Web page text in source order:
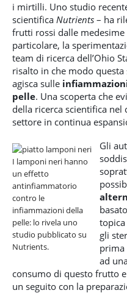
i mirtilli. Uno studio
scientifica Nutrients – ha
frutti rossi dalle
particolare, la
team di ricerca dell’Ohio
risalto in che modo
agisca sulle
pelle. Una scoperta che
della ricerca scientifica nel
settore in continua
I lamponi neri hanno
un effetto
antinfiammatorio
contro le
infiammazioni della
pelle: lo rivela uno
studio pubblicato su
Nutrients.
Gli
gli
prima
ad
consumo di questo frutto
un seguito con la